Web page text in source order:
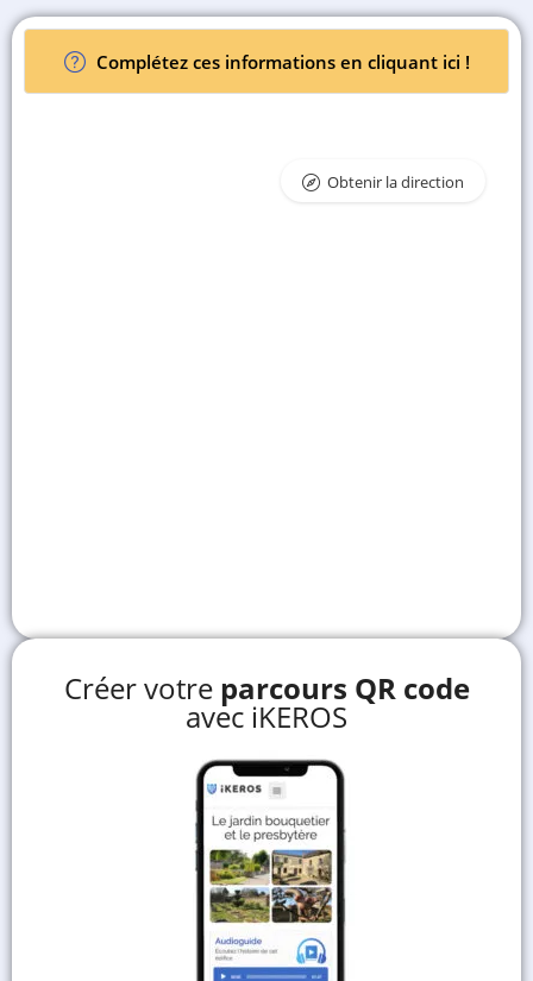
Complétez ces informations en cliquant ici !
Obtenir la direction
Créer votre parcours QR code
avec iKEROS